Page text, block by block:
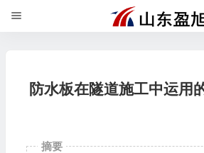
防水板在隧道施工中运用
摘要